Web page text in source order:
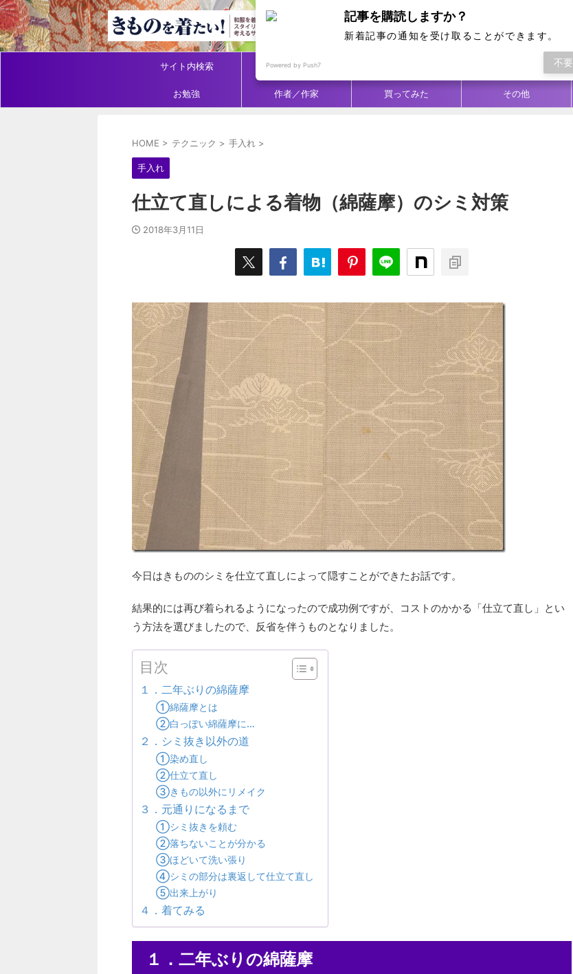
サイト内検索 アイテム別
お勉強 作者／作家 買ってみた その他
HOME > テクニック > 手入れ >
手入れ
仕立て直しによる着物（綿薩摩）のシミ対策
2018年3月11日
今日はきもののシミを仕立て直しによって隠すことができたお話です。
結果的には再び着られるようになったので成功例ですが、コストのかかる「仕立て直し」とい
う方法を選びましたので、反省を伴うものとなりました。
目次
１．二年ぶりの綿薩摩
①綿薩摩とは
②白っぽい綿薩摩に…
２．シミ抜き以外の道
①染め直し
②仕立て直し
③きもの以外にリメイク
３．元通りになるまで
①シミ抜きを頼む
②落ちないことが分かる
③ほどいて洗い張り
④シミの部分は裏返して仕立て直し
⑤出来上がり
４．着てみる
１．二年ぶりの綿薩摩
記事を購読しますか？
新着記事の通知を受け取ることができます。
Powered by Push7 不要